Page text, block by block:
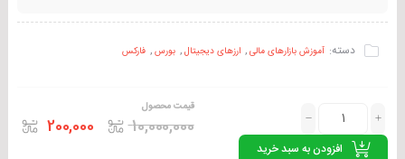
دسته: آموزش بازارهای مالی, ارزهای دیجیتال, بورس, فارکس
قیمت محصول
10,000,000
200,000
افزودن به سبد خرید